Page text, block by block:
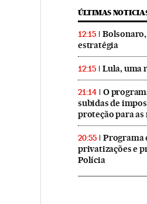
ÚLTIMAS
12:15
estratégia
12:15 Lula, uma
21:14
O
subidas de
proteção para
20:55
Programa
privatizações e
Polícia